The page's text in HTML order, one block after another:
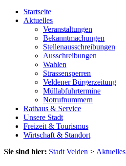
Startseite
Aktuelles
Veranstaltungen
Bekanntmachungen
Stellenausschreibungen
Ausschreibungen
Wahlen
Strassensperren
Veldener Bürgerzeitung
Müllabfuhrtermine
Notrufnummern
Rathaus & Service
Unsere Stadt
Freizeit & Tourismus
Wirtschaft & Standort
Sie sind hier: Stadt Velden > Aktuelles